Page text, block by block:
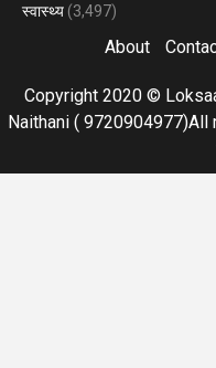
स्वास्थ्य (3,497)
About
Copyright 2020 ©
Naithani ( 9720904977)All